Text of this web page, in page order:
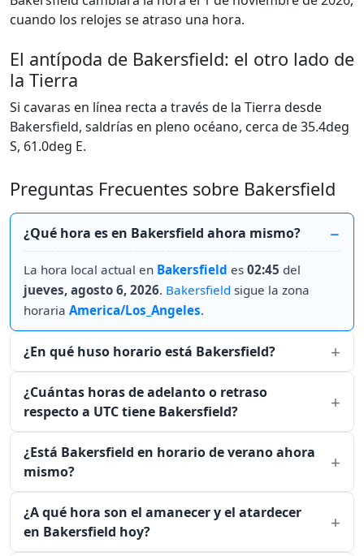
cuando los relojes se atraso una hora.
El antípoda de Bakersfield: el otro lado de
la Tierra
Si cavaras en línea recta a través de la Tierra desde
Bakersfield, saldrías en pleno océano, cerca de 35.4deg
S, 61.0deg E.
Preguntas Frecuentes sobre Bakersfield
¿Qué hora es en Bakersfield ahora mismo?
La hora local actual en Bakersfield es 02:45 del
jueves, agosto 6, 2026. Bakersfield sigue la zona
horaria America/Los_Angeles.
¿En qué huso horario está Bakersfield?
¿Cuántas horas de adelanto o retraso
respecto a UTC tiene Bakersfield?
¿Está Bakersfield en horario de verano ahora
mismo?
¿A qué hora son el amanecer y el atardecer
en Bakersfield hoy?